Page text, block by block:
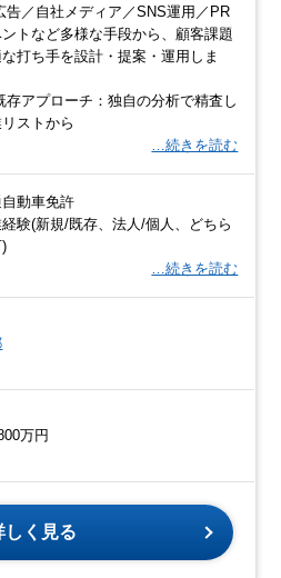
告／自社メディア／SNS運用／PR
ントなど多様な手段から、顧客課題
打ち手を設計・提案・運用しま
存アプローチ：独自の分析で精査し
ストから
…続きを読む
自動車免許
経験(新規/既存、法人/個人、どちら
…続きを読む
万円
しく見る